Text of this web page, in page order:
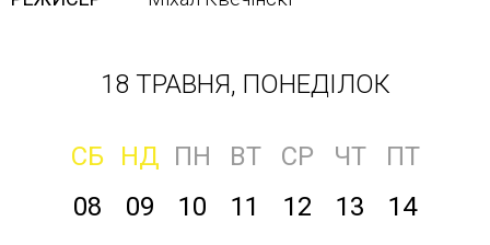
18 ТРАВНЯ, ПОНЕДІЛОК
СБ НД ПН ВТ СР ЧТ
ПТ
08
09 10 11 12 13 14